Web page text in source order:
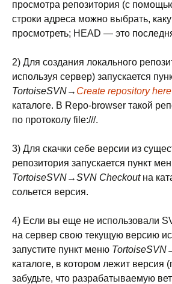
просмотра репозитория (с
строки адреса можно выбрать,
просмотреть; HEAD — это
2) Для создания локального
используя сервер) запускается
TortoiseSVN→ Create repository
каталоге. В Repo-browser такой
по протоколу file:///.
3) Для скачки себе версии из
репозитория запускается пункт
TortoiseSVN→SVN Checkout на
сольется версия.
4) Если вы еще не использовали
на сервер свою текущую версию
запустите пункт меню
каталоге, в котором лежит версия
забудьте, что разрабатываемую